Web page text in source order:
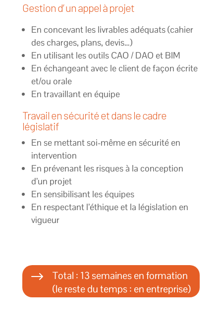
Gestion d’ un appel à projet
En concevant les livrables adéquats (cahier
des charges, plans, devis…)
En utilisant les outils CAO / DAO et BIM
En échangeant avec le client de façon écrite
et/ou orale
En travaillant en équipe
Travail en sécurité et dans le cadre
législatif
En se mettant soi-même en sécurité en
intervention
En prévenant les risques à la conception
d’un projet
En sensibilisant les équipes
En respectant l’éthique et la législation en
vigueur
$
Total : 13 semaines en formation
(le reste du temps : en entreprise)